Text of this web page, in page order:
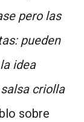
pero las
pueden
idea
criolla
sobre